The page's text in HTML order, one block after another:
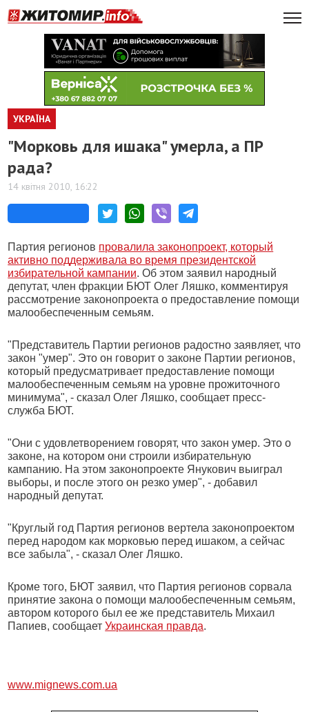
УКРАЇНА
"Морковь для ишака" умерла, а ПР
рада?
14 квітня 2010, 16:22
Партия регионов провалила законопроект, который
активно поддерживала во время президентской
избирательной кампании. Об этом заявил народный
депутат, член фракции БЮТ Олег Ляшко, комментируя
рассмотрение законопроекта о предоставление помощи
малообеспеченным семьям.
"Представитель Партии регионов радостно заявляет, что
закон "умер". Это он говорит о законе Партии регионов,
который предусматривает предоставление помощи
малообеспеченным семьям на уровне прожиточного
минимума", - сказал Олег Ляшко, сообщает пресс-
служба БЮТ.
"Они с удовлетворением говорят, что закон умер. Это о
законе, на котором они строили избирательную
кампанию. На этом законопроекте Янукович выиграл
выборы, и после этого он резко умер", - добавил
народный депутат.
"Круглый год Партия регионов вертела законопроектом
перед народом как морковью перед ишаком, а сейчас
все забыла", - сказал Олег Ляшко.
Кроме того, БЮТ заявил, что Партия регионов сорвала
принятие закона о помощи малообеспеченным семьям,
автором которого был ее же представитель Михаил
Папиев, сообщаетУкраинская правда.
www.mignews.com.ua